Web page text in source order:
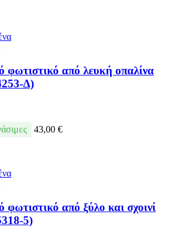
από λευκή οπαλίνα
Δ)
43,00 €
από ξύλο και σχοινί
5)